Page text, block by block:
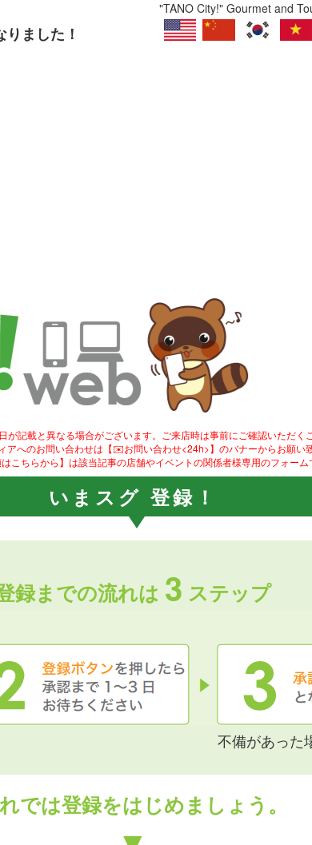
ました！
"TANO City!" Gourmet and
が記載と異なる場合がございます。ご来店時は事前にご確認いただく
アへのお問い合わせは【✉️お問い合わせ<24h>】のバナーからお願い
こちらから】は該当記事の店舗やイベントの関係者様専用のフォーム
いまスグ 登録！
録までの流れは 3 ステップ
不備があった
では登録をはじめましょう。